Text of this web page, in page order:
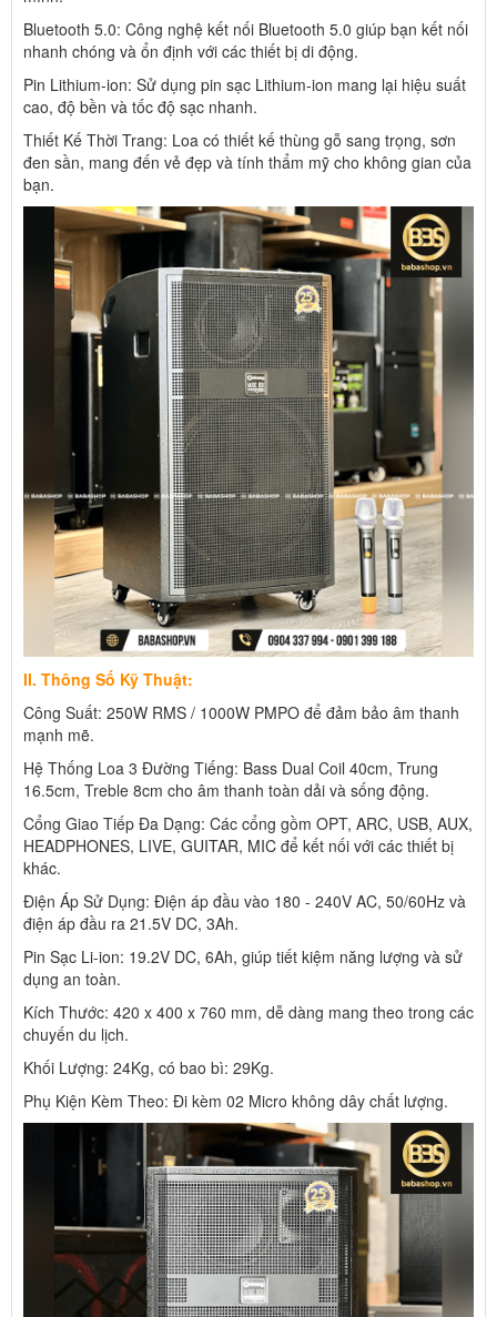
Bluetooth 5.0: Công nghệ kết nối Bluetooth 5.0 giúp bạn kết nối
nhanh chóng và ổn định với các thiết bị di động.
Pin Lithium-ion: Sử dụng pin sạc Lithium-ion mang lại hiệu suất
cao, độ bền và tốc độ sạc nhanh.
Thiết Kế Thời Trang: Loa có thiết kế thùng gỗ sang trọng, sơn
đen sần, mang đến vẻ đẹp và tính thẩm mỹ cho không gian của
bạn.
II. Thông Số Kỹ Thuật:
Công Suất: 250W RMS / 1000W PMPO để đảm bảo âm thanh
mạnh mẽ.
Hệ Thống Loa 3 Đường Tiếng: Bass Dual Coil 40cm, Trung
16.5cm, Treble 8cm cho âm thanh toàn dải và sống động.
Cổng Giao Tiếp Đa Dạng: Các cổng gồm OPT, ARC, USB, AUX,
HEADPHONES, LIVE, GUITAR, MIC để kết nối với các thiết bị
khác.
Điện Áp Sử Dụng: Điện áp đầu vào 180 - 240V AC, 50/60Hz và
điện áp đầu ra 21.5V DC, 3Ah.
Pin Sạc Li-ion: 19.2V DC, 6Ah, giúp tiết kiệm năng lượng và sử
dụng an toàn.
Kích Thước: 420 x 400 x 760 mm, dễ dàng mang theo trong các
chuyến du lịch.
Khối Lượng: 24Kg, có bao bì: 29Kg.
Phụ Kiện Kèm Theo: Đi kèm 02 Micro không dây chất lượng.